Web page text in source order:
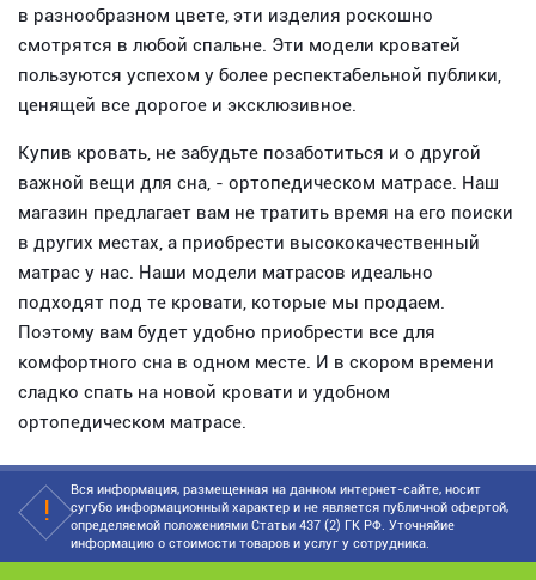
в разнообразном цвете, эти изделия роскошно
смотрятся в любой спальне. Эти модели кроватей
пользуются успехом у более респектабельной публики,
ценящей все дорогое и эксклюзивное.
Купив кровать, не забудьте позаботиться и о другой
важной вещи для сна, - ортопедическом матрасе. Наш
магазин предлагает вам не тратить время на его поиски
в других местах, а приобрести высококачественный
матрас у нас. Наши модели матрасов идеально
подходят под те кровати, которые мы продаем.
Поэтому вам будет удобно приобрести все для
комфортного сна в одном месте. И в скором времени
сладко спать на новой кровати и удобном
ортопедическом матрасе.
Вся информация, размещенная на данном интернет-сайте, носит
сугубо информационный характер и не является публичной офертой,
определяемой положениями Статьи 437 (2) ГК РФ. Уточняйие
информацию о стоимости товаров и услуг у сотрудника.